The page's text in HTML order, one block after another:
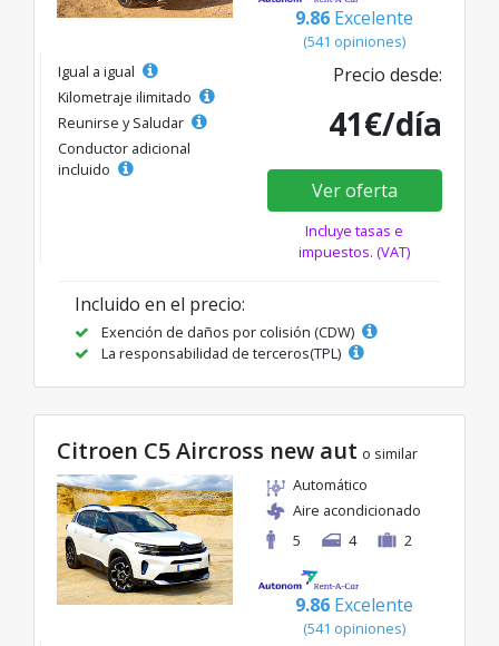
9.86 Excelente
(541 opiniones)
Igual a igual
Kilometraje ilimitado
Reunirse y Saludar
Conductor adicional
incluido
Precio desde:
41€/día
Ver oferta
Incluye tasas e
impuestos. (VAT)
Incluido en el precio:
Exención de daños por colisión (CDW)
La responsabilidad de terceros(TPL)
Citroen C5 Aircross new aut o similar
Automático
Aire acondicionado
5
4 2
9.86 Excelente
(541 opiniones)